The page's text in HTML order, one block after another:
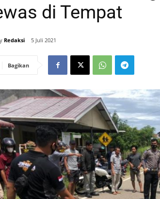
di Tempat
Redaksi 5 Juli 2021
Bagikan